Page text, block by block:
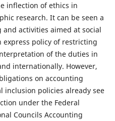
inflection of ethics in
research. It can be seen a
activities aimed at social
policy of restricting
of the duties in
internationally. However,
on accounting
inclusion policies already see
under the Federal
Councils Accounting